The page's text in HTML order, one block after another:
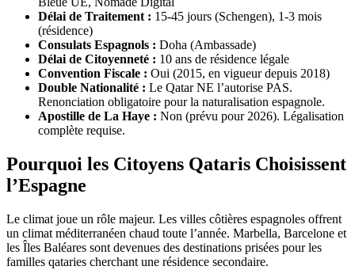
Délai de Traitement : 15-45 jours (Schengen), 1-3 mois
(résidence)
Consulats Espagnols : Doha (Ambassade)
Délai de Citoyenneté : 10 ans de résidence légale
Convention Fiscale : Oui (2015, en vigueur depuis 2018)
Double Nationalité : Le Qatar NE l’autorise PAS.
Renonciation obligatoire pour la naturalisation espagnole.
Apostille de La Haye : Non (prévu pour 2026). Légalisation
complète requise.
Pourquoi les Citoyens Qataris Choisissent
l’Espagne
Le climat joue un rôle majeur. Les villes côtières espagnoles offrent
un climat méditerranéen chaud toute l’année. Marbella, Barcelone et
les Îles Baléares sont devenues des destinations prisées pour les
familles qataries cherchant une résidence secondaire.